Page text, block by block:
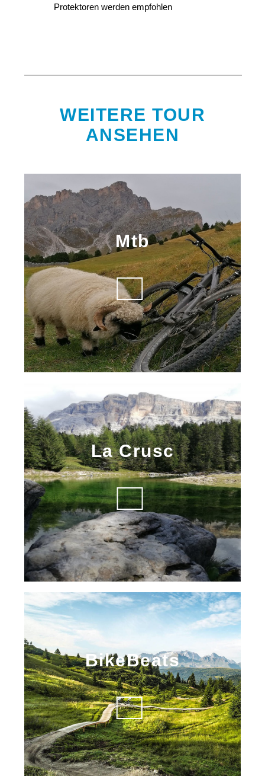
Protektoren werden empfohlen
WEITERE TOUR
ANSEHEN
Mtb
La Crusc
BikeBeats